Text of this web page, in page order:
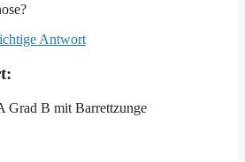
Antwort
Grad B mit Barrettzunge